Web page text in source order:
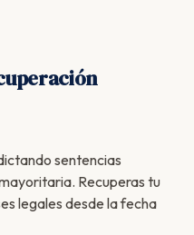
sentencias
Recuperas tu
legales desde la fecha